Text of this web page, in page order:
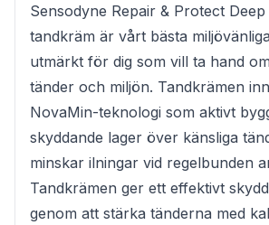
Sensodyne Repair & Protect Deep
tandkräm är vårt bästa
utmärkt för dig som vill ta hand
tänder och miljön. Tandkrämen
NovaMin-teknologi som aktivt
skyddande lager över känsliga
minskar ilningar vid regelbunden
Tandkrämen ger ett effektivt
genom att stärka tänderna med